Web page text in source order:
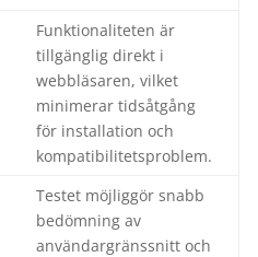
Funktionaliteten är
tillgänglig direkt i
webbläsaren, vilket
minimerar tidsåtgång
för installation och
kompatibilitetsproblem.
Testet möjliggör snabb
bedömning av
användargränssnitt och